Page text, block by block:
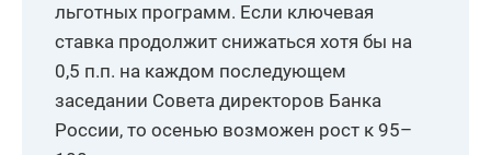
Республика
Северная Осетия
- Алания
208 5,05
Кабардино-
Балкарская
200 12,99
льготных программ. Если ключевая
ставка продолжит снижаться хотя бы на
0,5 п.п. на каждом последующем
заседании Совета директоров Банка
России, то осенью возможен рост к 95–